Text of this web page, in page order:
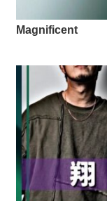
Magnificent